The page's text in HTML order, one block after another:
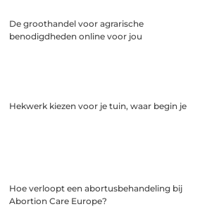
De groothandel voor agrarische
benodigdheden online voor jou
Hekwerk kiezen voor je tuin, waar begin je
Hoe verloopt een abortusbehandeling bij
Abortion Care Europe?